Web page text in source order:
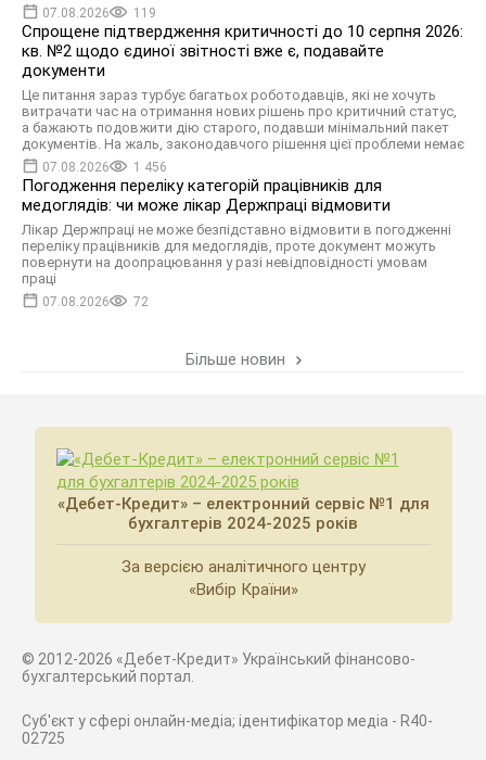
07.08.2026 119
Спрощене підтвердження критичності до 10 серпня 2026:
кв. №2 щодо єдиної звітності вже є, подавайте
документи
Це питання зараз турбує багатьох роботодавців, які не хочуть
витрачати час на отримання нових рішень про критичний статус,
а бажають подовжити дію старого, подавши мінімальний пакет
документів. На жаль, законодавчого рішення цієї проблеми немає
07.08.2026 1 456
Погодження переліку категорій працівників для
медоглядів: чи може лікар Держпраці відмовити
Лікар Держпраці не може безпідставно відмовити в погодженні
переліку працівників для медоглядів, проте документ можуть
повернути на доопрацювання у разі невідповідності умовам
праці
07.08.2026 72
Більше новин
«Дебет-Кредит» – електронний сервіс №1 для
бухгалтерів 2024-2025 років
За версією аналітичного центру
«Вибір Країни»
© 2012-2026 «Дебет-Кредит» Український фінансово-
бухгалтерський портал.
Суб'єкт у сфері онлайн-медіа; ідентифікатор медіа - R40-
02725